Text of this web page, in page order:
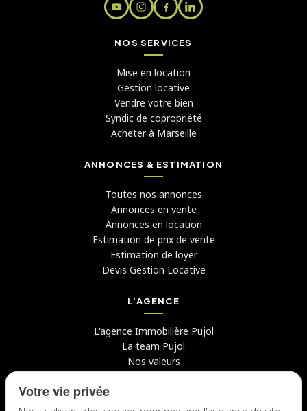
NOS SERVICES
Mise en location
Gestion locative
Vendre votre bien
Syndic de copropriété
Acheter à Marseille
ANNONCES & ESTIMATION
Toutes nos annonces
Annonces en vente
Annonces en location
Estimation de prix de vente
Estimation de loyer
Devis Gestion Locative
L'AGENCE
L'agence Immobilière Pujol
La team Pujol
Nos valeurs
Avis clients
Candidater chez nous
Votre vie privée